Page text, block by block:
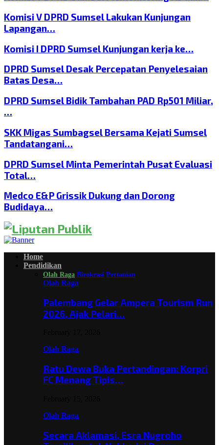
Komisi V DPRD Sumsel Lakukan Kunjungan
Lapangan…
Komisi I DPRD Sumsel Kunjungan kerja ke…
DPRD Sumsel Desak Percepatan Penyelesaian
Batas Desa…
DPRD Sumsel Bidik Tambahan PAD Rp501 Miliar,
…
SKK Migas Sumbagsel Bersama Kejati Sumsel
Tandatangani…
DPRD Sumsel Minta Pemerintah Pusat Evaluasi
Total…
Medco E&P Grissik Dukung dan Dorong
Budidaya…
Home
Pendidikan
Olah Raga Birokrasi Pertanian
Olah Raga
Palembang Gelar Ampera Tourism Run
2026, Ajak Pelari…
Olah Raga
Ratu Dewa Buka Pertandingan: Korpri
FC Menang Tipis…
Olah Raga
Secara Aklamasi, Esra Nugroho